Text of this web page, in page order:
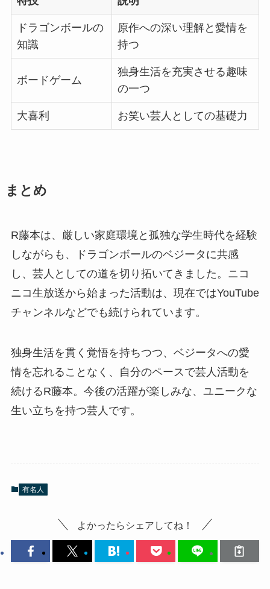
ドラゴンボールの
知識
原作への深い理解と愛情を
持つ
ボードゲーム
独身生活を充実させる趣味
の一つ
大喜利 お笑い芸人としての基礎力
まとめ
R藤本は、厳しい家庭環境と孤独な学生時代を経験
しながらも、ドラゴンボールのベジータに共感
し、芸人としての道を切り拓いてきました。ニコ
ニコ生放送から始まった活動は、現在ではYouTube
チャンネルなどでも続けられています。
独身生活を貫く覚悟を持ちつつ、ベジータへの愛
情を忘れることなく、自分のペースで芸人活動を
続けるR藤本。今後の活躍が楽しみな、ユニークな
生い立ちを持つ芸人です。
有名人
よかったらシェアしてね！